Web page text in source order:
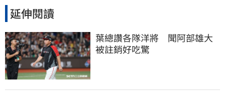
延伸閱讀
葉總讚各隊洋將　聞阿部雄大
被註銷好吃驚